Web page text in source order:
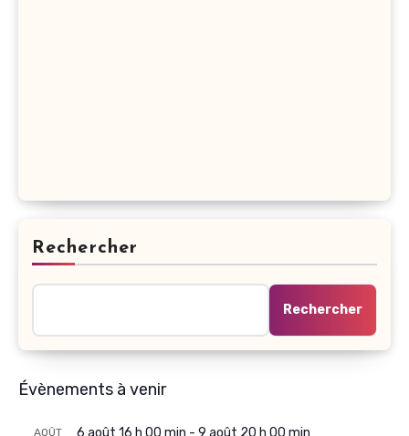
Rechercher
Rechercher
Évènements à venir
AOÛT